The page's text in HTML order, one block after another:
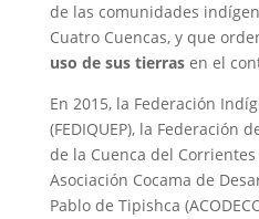
de las comunidades
Cuatro Cuencas, y que
uso de sus tierrasen el
En 2015, la Federación
(FEDIQUEP), la Federación
de la Cuenca del Corrientes
Asociación Cocama de
Pablo de Tipishca